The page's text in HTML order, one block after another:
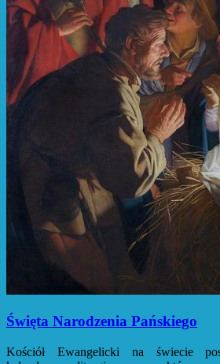
Święta Narodzenia Pańskiego
Kościół Ewangelicki na świecie